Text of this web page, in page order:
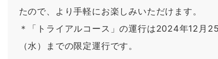
たので、より手軽にお楽しみいただけます。
＊「トライアルコース」の運行は2024年12月
（水）までの限定運行です。